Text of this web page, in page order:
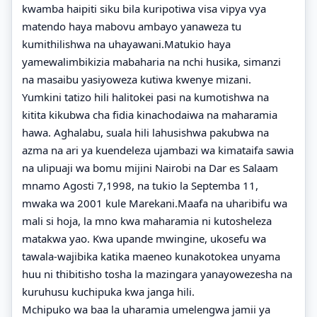
kwamba haipiti siku bila kuripotiwa visa vipya vya
matendo haya mabovu ambayo yanaweza tu
kumithilishwa na uhayawani.Matukio haya
yamewalimbikizia mabaharia na nchi husika, simanzi
na masaibu yasiyoweza kutiwa kwenye mizani.
Yumkini tatizo hili halitokei pasi na kumotishwa na
kitita kikubwa cha fidia kinachodaiwa na maharamia
hawa. Aghalabu, suala hili lahusishwa pakubwa na
azma na ari ya kuendeleza ujambazi wa kimataifa sawia
na ulipuaji wa bomu mijini Nairobi na Dar es Salaam
mnamo Agosti 7,1998, na tukio la Septemba 11,
mwaka wa 2001 kule Marekani.Maafa na uharibifu wa
mali si hoja, la mno kwa maharamia ni kutosheleza
matakwa yao. Kwa upande mwingine, ukosefu wa
tawala-wajibika katika maeneo kunakotokea unyama
huu ni thibitisho tosha la mazingara yanayowezesha na
kuruhusu kuchipuka kwa janga hili.
Mchipuko wa baa la uharamia umelengwa jamii ya